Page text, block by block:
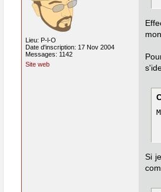
Lieu: P-l-O
Date d'inscription: 17 Nov 2004
Messages: 1142
Site web
Si